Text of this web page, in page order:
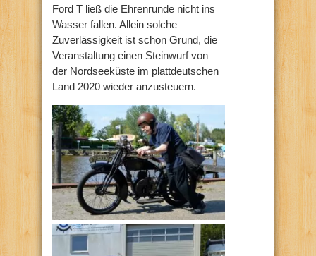
Ford T ließ die Ehrenrunde nicht ins
Wasser fallen. Allein solche
Zuverlässigkeit ist schon Grund, die
Veranstaltung einen Steinwurf von
der Nordseeküste im plattdeutschen
Land 2020 wieder anzusteuern.